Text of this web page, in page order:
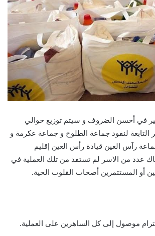
في أحسن الضروف و سيتم توزيع حوالي
التابعة لنفود جماعة الطلوح و جماعة عكرمة و
رآس العين قيادة رأس العين إقليم
عدد من الاسر لم تستفد من تلك العملية في
أو المستتمرين أصحاب القلوب الحية.
موصول إلى كل الساهرين على العملية.